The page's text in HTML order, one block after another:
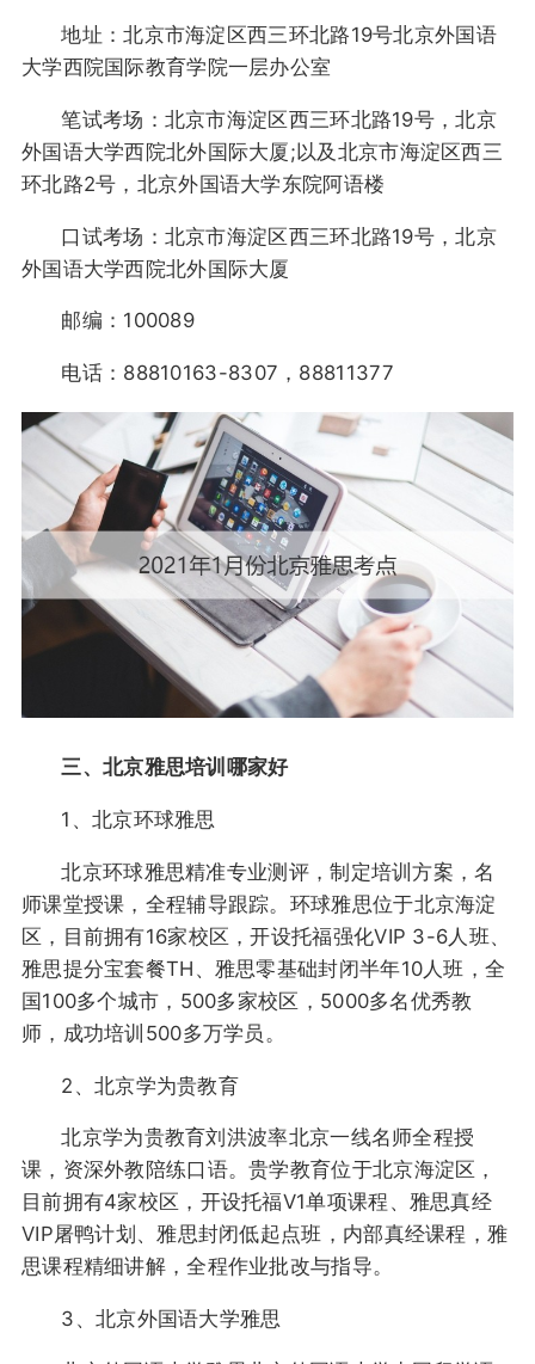
地址：北京市海淀区西三环北路19号北京外国语
大学西院国际教育学院一层办公室
笔试考场：北京市海淀区西三环北路19号，北京
外国语大学西院北外国际大厦;以及北京市海淀区西三
环北路2号，北京外国语大学东院阿语楼
口试考场：北京市海淀区西三环北路19号，北京
外国语大学西院北外国际大厦
邮编：100089
电话：88810163-8307，88811377
三、北京雅思培训哪家好
1、北京环球雅思
北京环球雅思精准专业测评，制定培训方案，名
师课堂授课，全程辅导跟踪。环球雅思位于北京海淀
区，目前拥有16家校区，开设托福强化VIP 3-6人班、
雅思提分宝套餐TH、雅思零基础封闭半年10人班，全
国100多个城市，500多家校区，5000多名优秀教
师，成功培训500多万学员。
2、北京学为贵教育
北京学为贵教育刘洪波率北京一线名师全程授
课，资深外教陪练口语。贵学教育位于北京海淀区，
目前拥有4家校区，开设托福V1单项课程、雅思真经
VIP屠鸭计划、雅思封闭低起点班，内部真经课程，雅
思课程精细讲解，全程作业批改与指导。
3、北京外国语大学雅思